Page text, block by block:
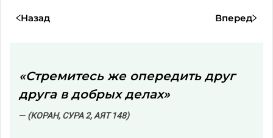
Назад Вперед
«Стремитесь же опередить друг
друга в добрых делах»
(КОРАН, СУРА 2, АЯТ 148)